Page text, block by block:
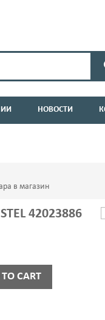
НОВОСТИ
в магазин
42023886
CART